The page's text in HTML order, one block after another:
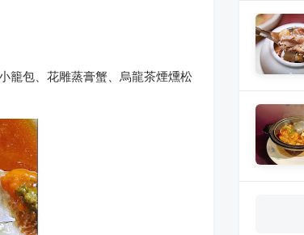
籠包、花雕蒸膏蟹、烏龍茶煙燻松